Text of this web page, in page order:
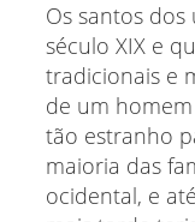
Os santos
século XIX e
tradicionais e
de um
tão estranho
maioria das
ocidental, e